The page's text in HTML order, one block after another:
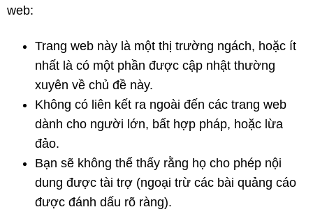
web:
Trang web này là một thị trường ngách, hoặc ít
nhất là có một phần được cập nhật thường
xuyên về chủ đề này.
Không có liên kết ra ngoài đến các trang web
dành cho người lớn, bất hợp pháp, hoặc lừa
đảo.
Bạn sẽ không thể thấy rằng họ cho phép nội
dung được tài trợ (ngoại trừ các bài quảng cáo
được đánh dấu rõ ràng).